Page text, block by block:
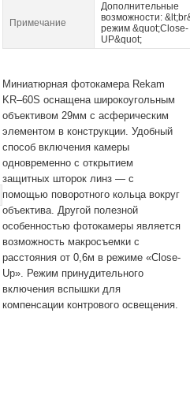
Примечание
Дополнительные
возможности:
режим &quot;Close-
UP&quot;
Миниатюрная фотокамера Rekam
KR–60S оснащена широкоугольным
объективом 29мм с асферическим
элементом в конструкции. Удобный
способ включения камеры
одновременно с открытием
защитных шторок линз — с
помощью поворотного кольца вокруг
объектива. Другой полезной
особенностью фотокамеры является
возможность макросъемки с
расстояния от 0,6м в режиме «Close-
Up». Режим принудительного
включения вспышки для
компенсации контрового освещения.